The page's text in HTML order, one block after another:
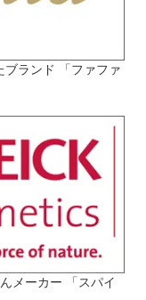
ブランド 「ファファ
メーカー 「スパイ